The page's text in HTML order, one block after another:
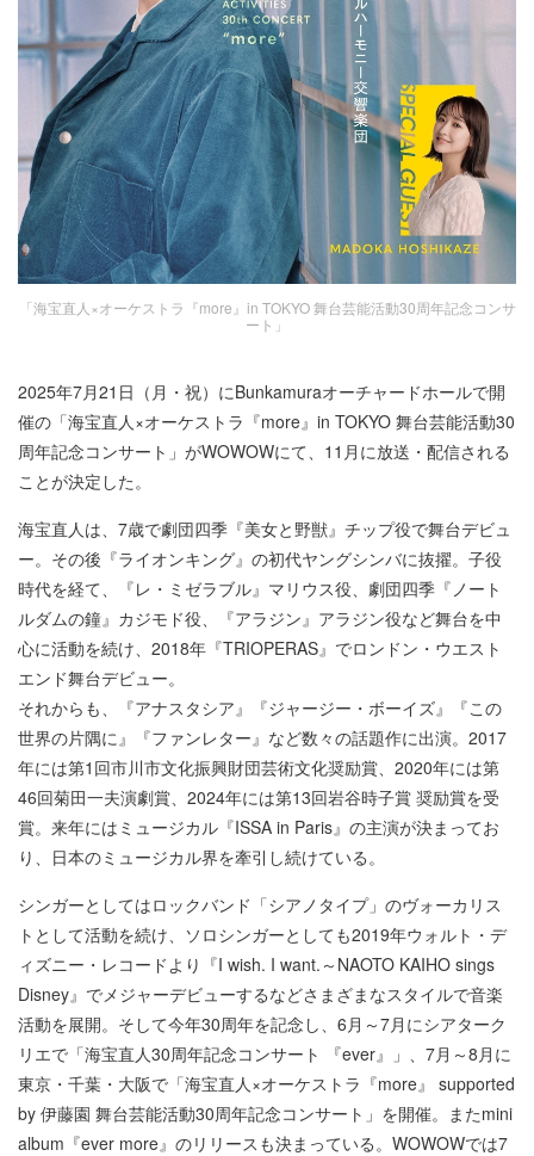
「海宝直人×オーケストラ『more』in TOKYO 舞台芸能活動30周年記念コンサ
ート」
2025年7月21日（月・祝）にBunkamuraオーチャードホールで開
催の「海宝直人×オーケストラ『more』in TOKYO 舞台芸能活動30
周年記念コンサート」がWOWOWにて、11月に放送・配信される
ことが決定した。
海宝直人は、7歳で劇団四季『美女と野獣』チップ役で舞台デビュ
ー。その後『ライオンキング』の初代ヤングシンバに抜擢。子役
時代を経て、『レ・ミゼラブル』マリウス役、劇団四季『ノート
ルダムの鐘』カジモド役、『アラジン』アラジン役など舞台を中
心に活動を続け、2018年『TRIOPERAS』でロンドン・ウエスト
エンド舞台デビュー。
それからも、『アナスタシア』『ジャージー・ボーイズ』『この
世界の片隅に』『ファンレター』など数々の話題作に出演。2017
年には第1回市川市文化振興財団芸術文化奨励賞、2020年には第
46回菊田一夫演劇賞、2024年には第13回岩谷時子賞 奨励賞を受
賞。来年にはミュージカル『ISSA in Paris』の主演が決まってお
り、日本のミュージカル界を牽引し続けている。
シンガーとしてはロックバンド「シアノタイプ」のヴォーカリス
トとして活動を続け、ソロシンガーとしても2019年ウォルト・デ
ィズニー・レコードより『I wish. I want.～NAOTO KAIHO sings
Disney』でメジャーデビューするなどさまざまなスタイルで音楽
活動を展開。そして今年30周年を記念し、6月～7月にシアターク
リエで「海宝直人30周年記念コンサート 『ever』」、7月～8月に
東京・千葉・大阪で「海宝直人×オーケストラ『more』 supported
by 伊藤園 舞台芸能活動30周年記念コンサート」を開催。またmini
album『ever more』のリリースも決まっている。WOWOWでは7